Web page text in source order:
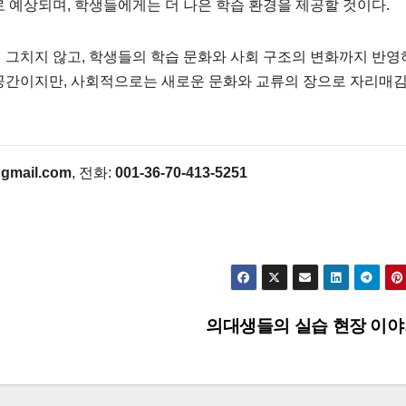
상되며, 학생들에게는 더 나은 학습 환경을 제공할 것이다.
치지 않고, 학생들의 학습 문화와 사회 구조의 변화까지 반영
이지만, 사회적으로는 새로운 문화와 교류의 장으로 자리매
, 전화: 001-36-70-413-5251
의대생들의 실습 현장 이